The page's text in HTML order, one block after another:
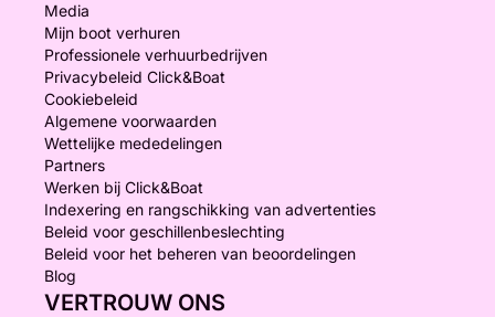
Media
Mijn boot verhuren
Professionele verhuurbedrijven
Privacybeleid Click&Boat
Cookiebeleid
Algemene voorwaarden
Wettelijke mededelingen
Partners
Werken bij Click&Boat
Indexering en rangschikking van advertenties
Beleid voor geschillenbeslechting
Beleid voor het beheren van beoordelingen
Blog
VERTROUW ONS